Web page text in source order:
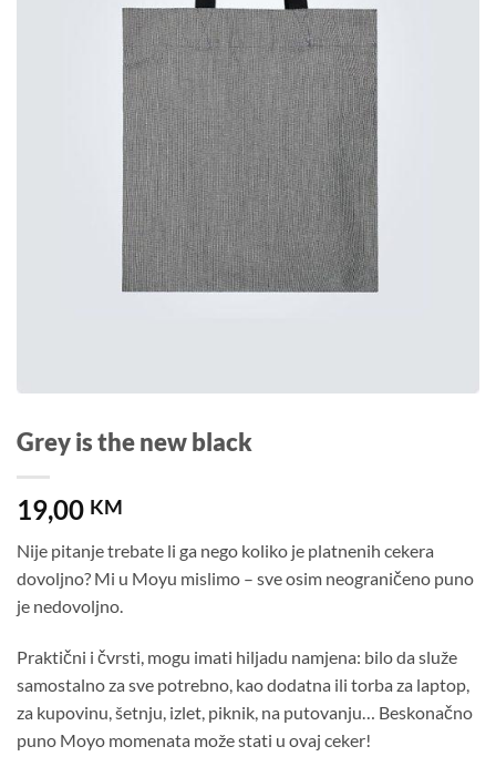
Grey is the new black
19,00 KM
Nije pitanje trebate li ga nego koliko je platnenih cekera
dovoljno? Mi u Moyu mislimo – sve osim neograničeno puno
je nedovoljno.
Praktični i čvrsti, mogu imati hiljadu namjena: bilo da služe
samostalno za sve potrebno, kao dodatna ili torba za laptop,
za kupovinu, šetnju, izlet, piknik, na putovanju… Beskonačno
puno Moyo momenata može stati u ovaj ceker!